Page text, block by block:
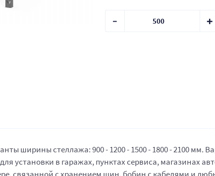
ширины стеллажа: 900 - 1200 - 1500 - 1800 - 2100 мм.
установки в гаражах, пунктах сервиса, магазинах